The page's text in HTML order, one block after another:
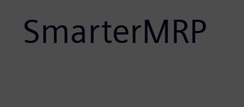
SmarterMRP